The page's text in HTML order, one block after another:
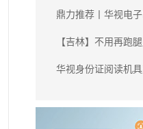
华视身份证阅读机